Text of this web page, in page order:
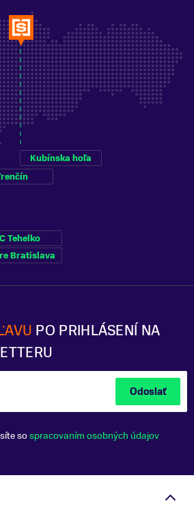
PO PRIHLÁSENÍ NA
Odoslať
sospracovaním osobných údajov
Tehelko
Bratislava
Kubínska hoľa